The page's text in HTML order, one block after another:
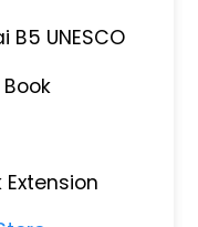
UNESCO